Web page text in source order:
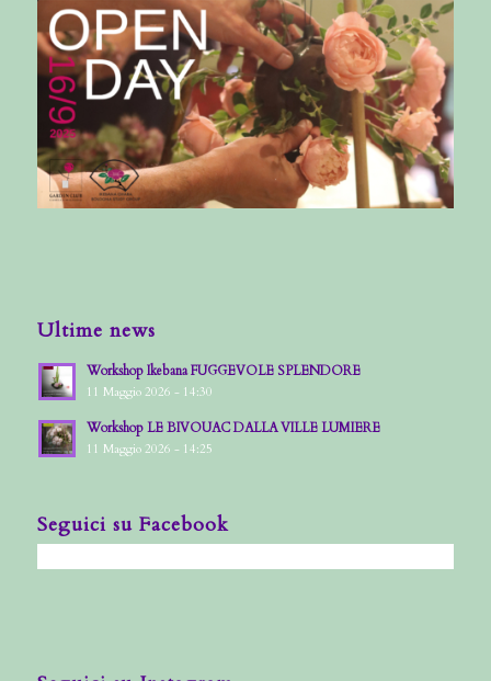
Ultime news
Workshop Ikebana FUGGEVOLE SPLENDORE
11 Maggio 2026 - 14:30
Workshop LE BIVOUAC DALLA VILLE LUMIERE
11 Maggio 2026 - 14:25
Seguici su Facebook